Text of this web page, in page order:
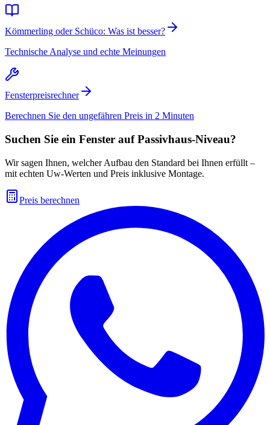
Kömmerling oder Schüco: Was ist besser?
Technische Analyse und echte Meinungen
Fensterpreisrechner
Berechnen Sie den ungefähren Preis in 2 Minuten
Suchen Sie ein Fenster auf Passivhaus-Niveau?
Wir sagen Ihnen, welcher Aufbau den Standard bei Ihnen erfüllt –
mit echten Uw-Werten und Preis inklusive Montage.
Preis berechnen